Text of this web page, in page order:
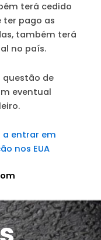
terá cedido
ter pago as
também terá
no país.
questão de
eventual
a entrar em
nos EUA